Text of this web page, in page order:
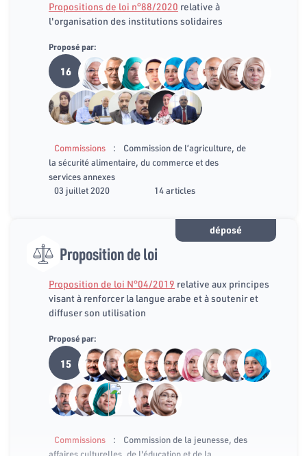
Propositions de loi n°88/2020 relative à
l'organisation des institutions solidaires
Proposé par:
16
Commissions :
Commission de l’agriculture, de
la sécurité alimentaire, du commerce et des
services annexes
03 juillet 2020
14 articles
déposé
Proposition de loi
Proposition de loi N°04/2019 relative aux principes
visant à renforcer la langue arabe et à soutenir et
diffuser son utilisation
Proposé par:
15
Commissions :
Commission de la jeunesse, des